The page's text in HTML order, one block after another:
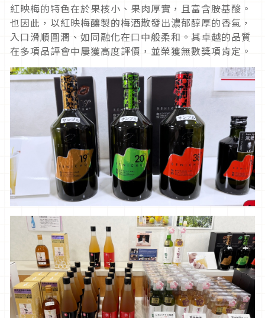
紅映梅的特色在於果核小、果肉厚實，且富含胺基酸。
也因此，以紅映梅釀製的梅酒散發出濃郁醇厚的香氣，
入口滑順圓潤、如同融化在口中般柔和。其卓越的品質
在多項品評會中屢獲高度評價，並榮獲無數獎項肯定。